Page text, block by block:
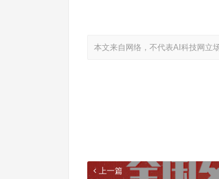
本文来自网络，不代表AI科技网立
上一篇